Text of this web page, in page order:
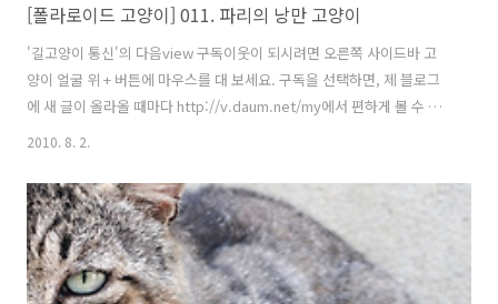
[폴라로이드 고양이] 011. 파리의 낭만 고양이
'길고양이 통신'의 다음view 구독이웃이 되시려면 오른쪽 사이드바 고
양이 얼굴 위 + 버튼에 마우스를 대 보세요. 구독을 선택하면, 제 블로그
에 새 글이 올라올 때마다 http://v.daum.net/my에서 편하게 볼 수 있
습니다. (구독이웃 등록은 다음넷 로그인 후 가능합니다.) 길고양이뿐 아
과 오래 가는 인연을 맺고 싶습니다. 파리의 길고양이를 찾아 골목을 돌
아다니다가 발견한 예쁜 그래피티. 찌는 듯한 더위에 맥을 못 추던 저도
정신이 번쩍 들 만큼 사랑스러웠어요. 온몸에 윤기가 자르르 도는 검은
고양이가 오도카니 앉아 나비를 낚고 있네요. 한국에서 고양이가 나비라
고도 불린다는 걸, 이 그림을 그린 사람은 알고 있었을까요? 아마..
2010. 8. 2.